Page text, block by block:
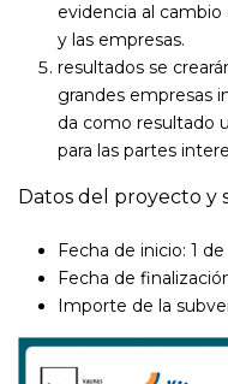
evidencia al cambio
y las empresas.
resultados se
grandes empresas
da como resultado
para las partes
Datos del proyecto y
Fecha de inicio: 1
Fecha de
Importe de la